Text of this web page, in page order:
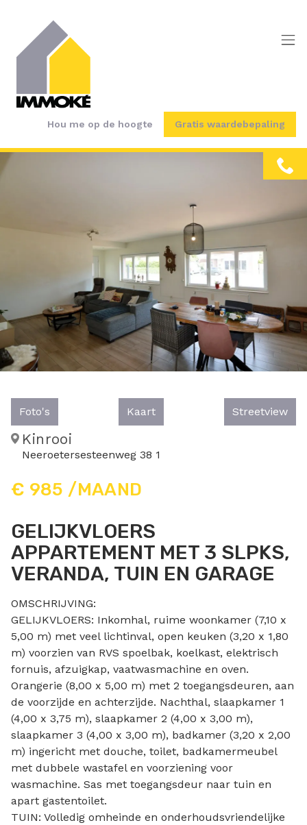
Hou me op de hoogte Gratis waardebepaling
GELIJKVLOERS
APPARTEMENT MET 3 SLPKS,
VERANDA, TUIN EN GARAGE
Kinrooi
Neeroetersesteenweg 38 1
€ 985 /MAAND
Foto's Kaart Streetview
OMSCHRIJVING:
GELIJKVLOERS: Inkomhal, ruime woonkamer (7,10 x
5,00 m) met veel lichtinval, open keuken (3,20 x 1,80
m) voorzien van RVS spoelbak, koelkast, elektrisch
fornuis, afzuigkap, vaatwasmachine en oven.
Orangerie (8,00 x 5,00 m) met 2 toegangsdeuren, aan
de voorzijde en achterzijde. Nachthal, slaapkamer 1
(4,00 x 3,75 m), slaapkamer 2 (4,00 x 3,00 m),
slaapkamer 3 (4,00 x 3,00 m), badkamer (3,20 x 2,00
m) ingericht met douche, toilet, badkamermeubel
met dubbele wastafel en voorziening voor
wasmachine. Sas met toegangsdeur naar tuin en
apart gastentoilet.
TUIN: Volledig omheinde en onderhoudsvriendelijke